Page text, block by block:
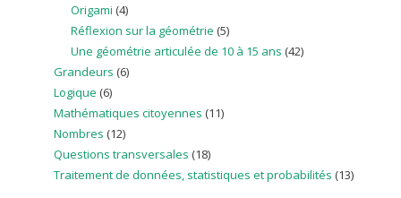
Origami (4)
Réflexion sur la géométrie (5)
Une géométrie articulée de 10 à 15 ans (42)
Grandeurs (6)
Logique (6)
Mathématiques citoyennes (11)
Nombres (12)
Questions transversales (18)
Traitement de données, statistiques et probabilités (13)